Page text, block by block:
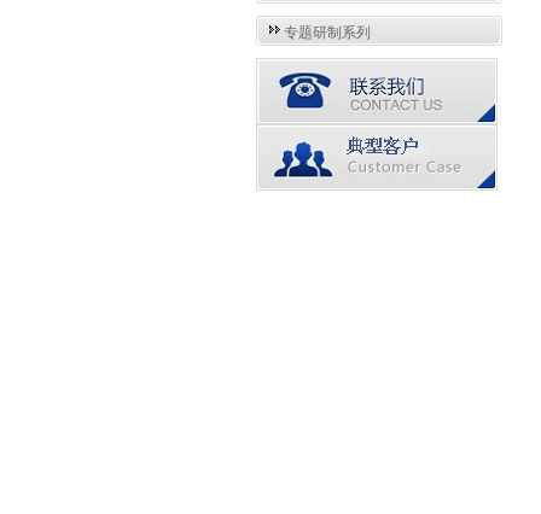
专题研制系列